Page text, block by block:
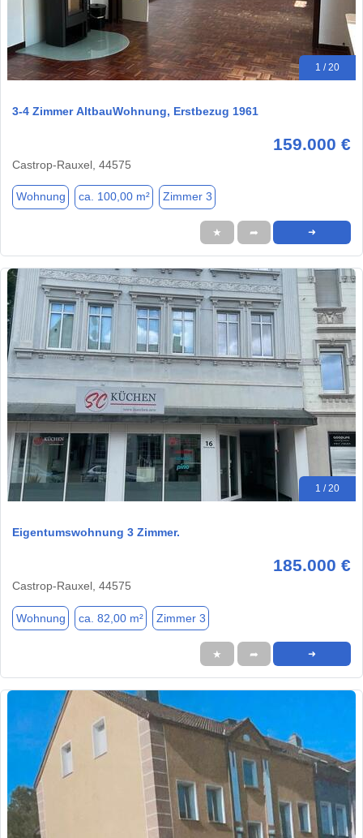
1 / 20
3-4 Zimmer AltbauWohnung, Erstbezug 1961
159.000 €
Castrop-Rauxel, 44575
Wohnung ca. 100,00 m² Zimmer 3
★ ➦ ➜
1 / 20
Eigentumswohnung 3 Zimmer.
185.000 €
Castrop-Rauxel, 44575
Wohnung ca. 82,00 m² Zimmer 3
★ ➦ ➜